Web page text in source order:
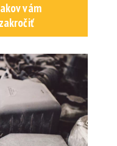
vám